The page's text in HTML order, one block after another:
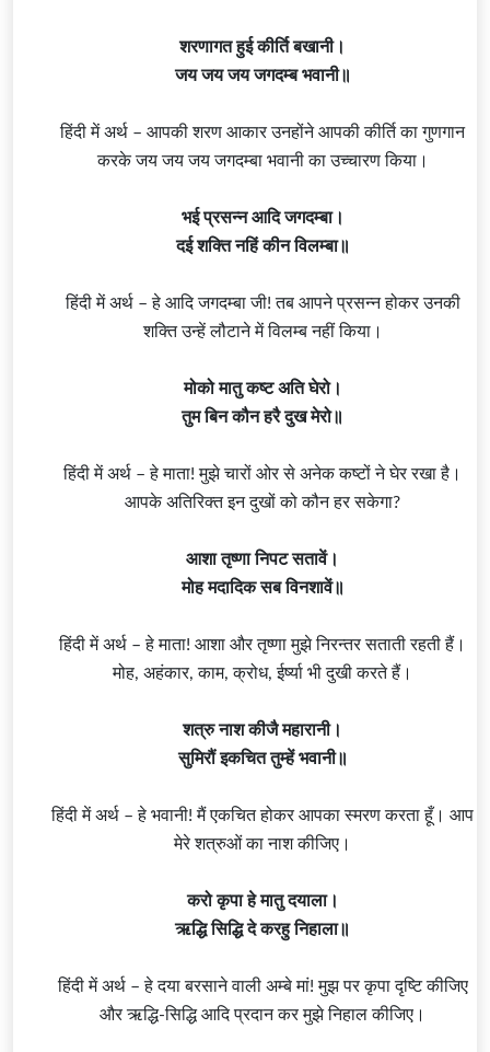
शरणागत हुई कीर्ति बखानी।
जय जय जय जगदम्ब भवानी॥
हिंदी में अर्थ – आपकी शरण आकार उनहोंने आपकी कीर्ति का गुणगान
करके जय जय जय जगदम्बा भवानी का उच्चारण किया।
भई प्रसन्न आदि जगदम्बा।
दई शक्ति नहिं कीन विलम्बा॥
हिंदी में अर्थ – हे आदि जगदम्बा जी! तब आपने प्रसन्न होकर उनकी
शक्ति उन्हें लौटाने में विलम्ब नहीं किया।
मोको मातु कष्ट अति घेरो।
तुम बिन कौन हरै दुख मेरो॥
हिंदी में अर्थ – हे माता! मुझे चारों ओर से अनेक कष्टों ने घेर रखा है।
आपके अतिरिक्त इन दुखों को कौन हर सकेगा?
आशा तृष्णा निपट सतावें।
मोह मदादिक सब विनशावें॥
हिंदी में अर्थ – हे माता! आशा और तृष्णा मुझे निरन्तर सताती रहती हैं।
मोह, अहंकार, काम, क्रोध, ईर्ष्या भी दुखी करते हैं।
शत्रु नाश कीजै महारानी।
सुमिरौं इकचित तुम्हें भवानी॥
हिंदी में अर्थ – हे भवानी! मैं एकचित होकर आपका स्मरण करता हूँ। आप
मेरे शत्रुओं का नाश कीजिए।
करो कृपा हे मातु दयाला।
ऋद्धि सिद्धि दे करहु निहाला॥
हिंदी में अर्थ – हे दया बरसाने वाली अम्बे मां! मुझ पर कृपा दृष्टि कीजिए
और ऋद्धि-सिद्धि आदि प्रदान कर मुझे निहाल कीजिए।